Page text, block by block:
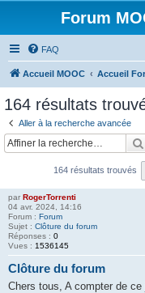
Forum
FAQ
Accueil MOOC Accueil
164 résultats
Aller à la recherche avancée
164 résultats trouvés
par RogerTorrenti
04 avr. 2024, 14:16
Forum : Forum
Sujet : Clôture du forum
Réponses : 0
Vues : 1536145
Clôture du forum
Chers tous, A compter de ce